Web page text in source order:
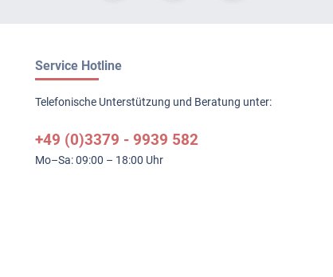
Service Hotline
Telefonische Unterstützung und Beratung unter:
+49 (0)3379 - 9939 582
Mo–Sa: 09:00 – 18:00 Uhr